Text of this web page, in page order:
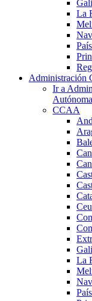
La
Administración
Ir a
CCAA
La